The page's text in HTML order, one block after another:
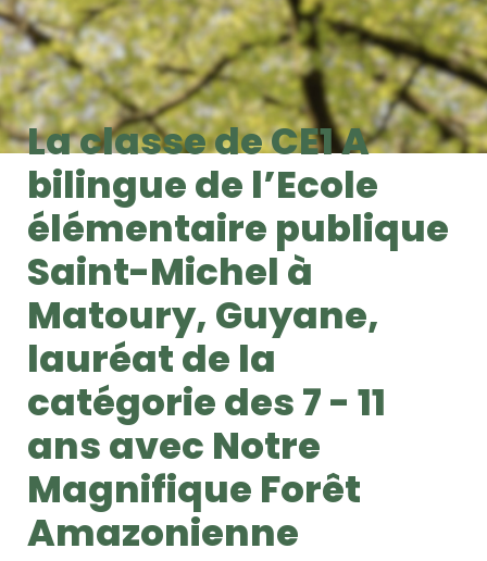
La classe de CE1 A
bilingue de l’Ecole
élémentaire publique
Saint-Michel à
Matoury, Guyane,
lauréat de la
catégorie des 7 - 11
ans avec Notre
Magnifique Forêt
Amazonienne